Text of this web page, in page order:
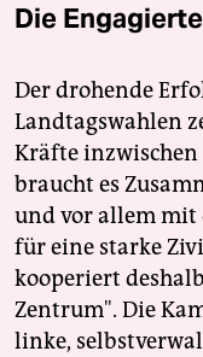
Die
Der drohende
Landtagswahlen
Kräfte inzwischen
braucht es
und vor allem mit
für eine starke
kooperiert
Zentrum". Die
linke,